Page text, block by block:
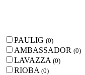
PAULIG (0)
AMBASSADOR (0)
LAVAZZA (0)
RIOBA (0)